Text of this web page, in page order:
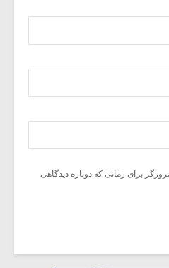
برای زمانی که دوباره دیدگاهی